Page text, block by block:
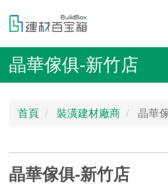
容晶華傢俱-新竹店
首頁 裝潢建材廠商 晶華
晶華傢俱-新竹店